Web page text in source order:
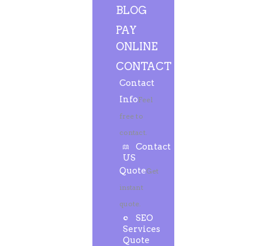
BLOG
PAY
ONLINE
CONTACT
Contact
InfoFeel
free to
contact.
Contact
US
QuoteGet
instant
quote.
SEO
Services
Quote